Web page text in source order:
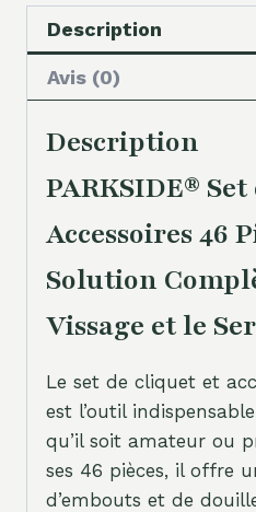
Description
Avis (0)
Description
PARKSIDE®
Accessoires 46
Solution
Vissage et le
Le set de cliquet et
est l’outil
qu’il soit amateur ou
ses 46 pièces, il offre
d’embouts et de